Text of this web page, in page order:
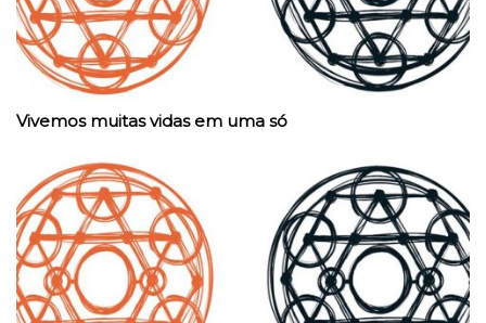
Vivemos muitas vidas em uma só